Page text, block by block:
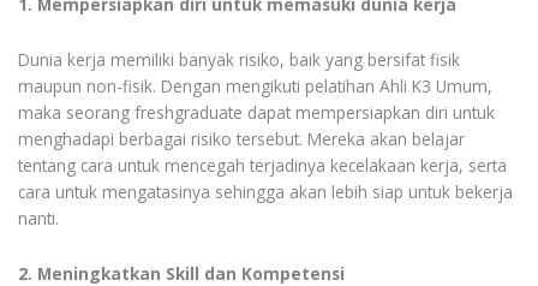
Dunia kerja memiliki banyak risiko, baik yang bersifat fisik
maupun non-fisik. Dengan mengikuti pelatihan Ahli K3 Umum,
maka seorang freshgraduate dapat mempersiapkan diri untuk
menghadapi berbagai risiko tersebut. Mereka akan belajar
tentang cara untuk mencegah terjadinya kecelakaan kerja, serta
cara untuk mengatasinya sehingga akan lebih siap untuk bekerja
nanti.
2. Meningkatkan Skill dan Kompetensi